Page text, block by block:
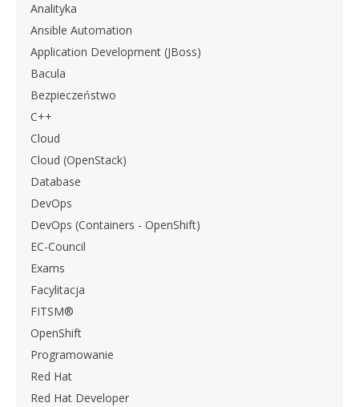
Analityka
Ansible Automation
Application Development (JBoss)
Bacula
Bezpieczeństwo
C++
Cloud
Cloud (OpenStack)
Database
DevOps
DevOps (Containers - OpenShift)
EC-Council
Exams
Facylitacja
FITSM®
OpenShift
Programowanie
Red Hat
Red Hat Developer